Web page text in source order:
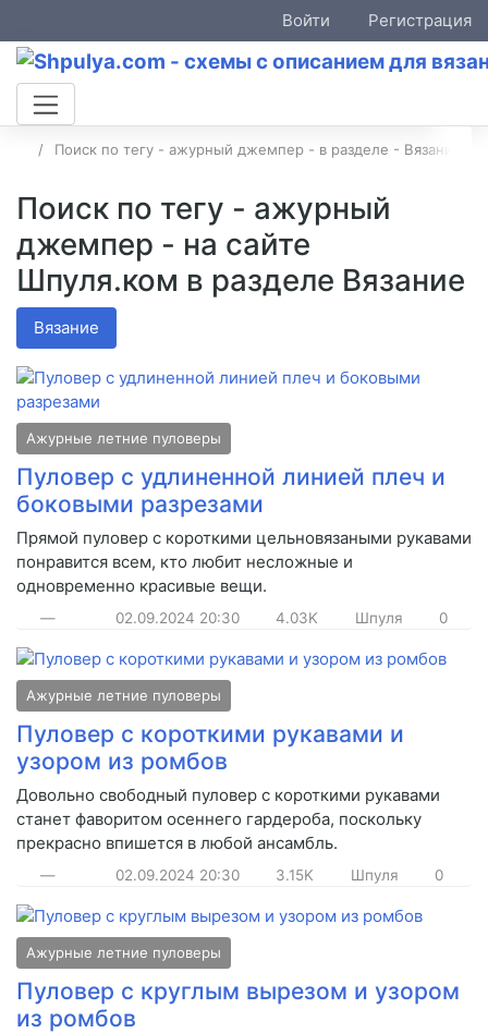
Войти Регистрация
Поиск по тегу - ажурный джемпер - в разделе - Вязание
Поиск по тегу - ажурный
джемпер - на сайте
Шпуля.ком в разделе Вязание
Вязание
Ажурные летние пуловеры
Пуловер с удлиненной линией плеч и
боковыми разрезами
Прямой пуловер с короткими цельновязаными рукавами
понравится всем, кто любит несложные и
одновременно красивые вещи.
— 02.09.2024 20:30 4.03K Шпуля 0
Ажурные летние пуловеры
Пуловер с короткими рукавами и
узором из ромбов
Довольно свободный пуловер с короткими рукавами
станет фаворитом осеннего гардероба, поскольку
прекрасно впишется в любой ансамбль.
— 02.09.2024 20:30 3.15K Шпуля 0
Ажурные летние пуловеры
Пуловер с круглым вырезом и узором
из ромбов